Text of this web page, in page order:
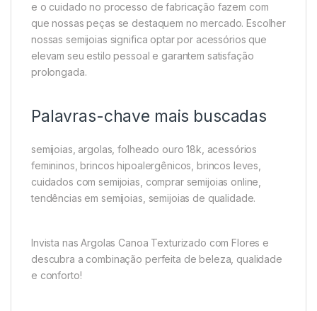
e o cuidado no processo de fabricação fazem com
que nossas peças se destaquem no mercado. Escolher
nossas semijoias significa optar por acessórios que
elevam seu estilo pessoal e garantem satisfação
prolongada.
Palavras-chave mais buscadas
semijoias, argolas, folheado ouro 18k, acessórios
femininos, brincos hipoalergênicos, brincos leves,
cuidados com semijoias, comprar semijoias online,
tendências em semijoias, semijoias de qualidade.
Invista nas Argolas Canoa Texturizado com Flores e
descubra a combinação perfeita de beleza, qualidade
e conforto!